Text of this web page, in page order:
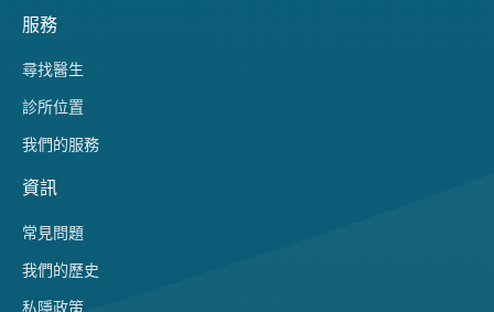
服務
尋找醫生
診所位置
我們的服務
資訊
常見問題
我們的歷史
私隱政策